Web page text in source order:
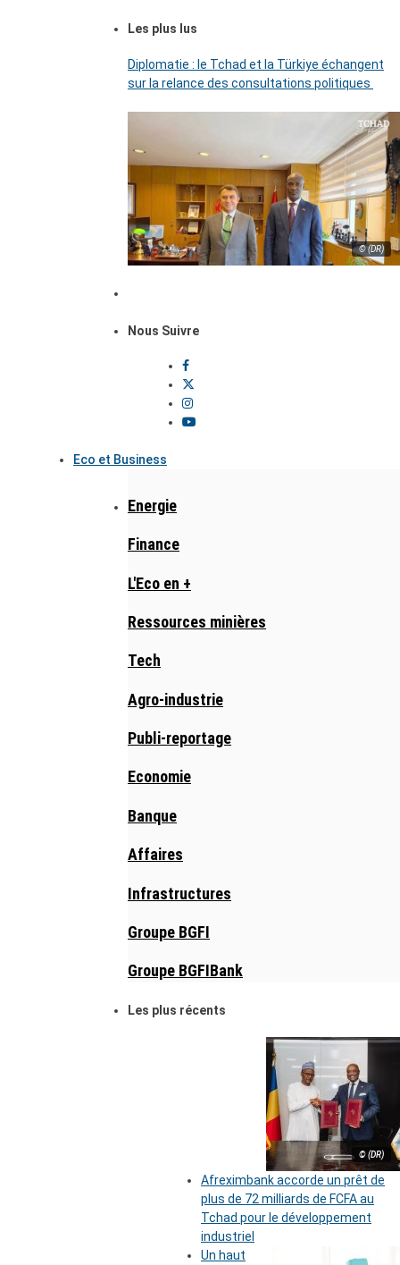
Les plus lus
Diplomatie : le Tchad et la Türkiye échangent
sur la relance des consultations politiques
© (DR)
Nous Suivre
Eco et Business
Energie
Finance
L'Eco en +
Ressources minières
Tech
Agro-industrie
Publi-reportage
Economie
Banque
Affaires
Infrastructures
Groupe BGFI
Groupe BGFIBank
Les plus récents
© (DR)
Afreximbank accorde un prêt de
plus de 72 milliards de FCFA au
Tchad pour le développement
industriel
Un haut